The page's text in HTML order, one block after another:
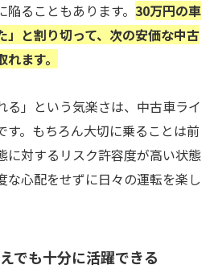
ることもあります。 30万円の車
」と割り切って、次の安価な中古
ます。
る」という気楽さは、中古車ライ
す。もちろん大切に乗ることは前
に対するリスク許容度が高い状態
な心配をせずに日々の運転を楽し
でも十分に活躍できる